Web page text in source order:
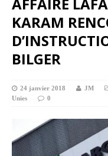
KARAM
BILGER
24 janvier 2018 JM
Unies
0